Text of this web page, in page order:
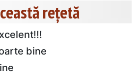
reţetă
bine